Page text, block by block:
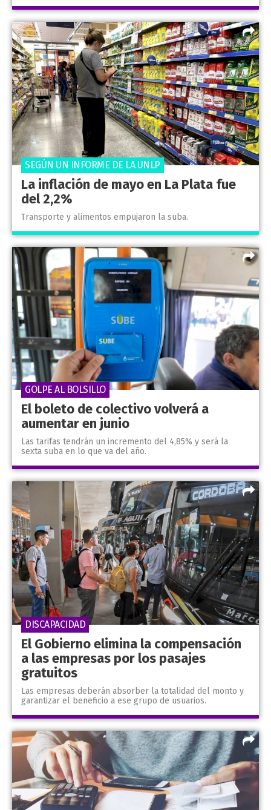
La inflación de mayo en La Plata fue
del 2,2%
Transporte y alimentos empujaron la suba.
SEGÚN UN INFORME DE LA UNLP
El boleto de colectivo volverá a
aumentar en junio
Las tarifas tendrán un incremento del 4,85% y será la
sexta suba en lo que va del año.
GOLPE AL BOLSILLO
El Gobierno elimina la compensación
a las empresas por los pasajes
gratuitos
Las empresas deberán absorber la totalidad del monto y
garantizar el beneficio a ese grupo de usuarios.
DISCAPACIDAD